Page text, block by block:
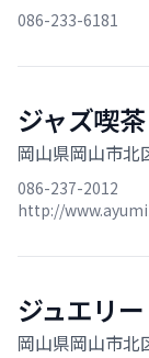
086-233-6181
ジャズ喫
岡山県岡山市
086-237-2012
http://
ジュエリ
岡山県岡山市北